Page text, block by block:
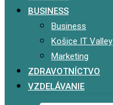
BUSINESS
Business
Košice IT Valley
Marketing
ZDRAVOTNÍCTVO
VZDELÁVANIE